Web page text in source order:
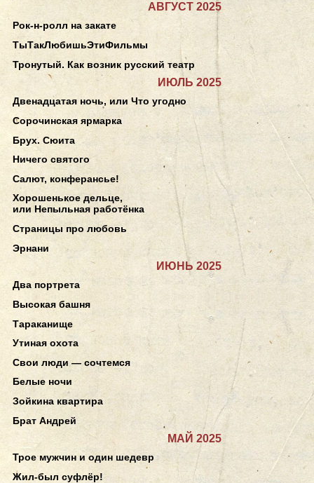
АВГУСТ 2025
Рок-н-ролл на закате
ТыТакЛюбишьЭтиФильмы
Тронутый. Как возник русский театр
ИЮЛЬ 2025
Двенадцатая ночь, или Что угодно
Сорочинская ярмарка
Брух. Сюита
Ничего святого
Салют, конферансье!
Хорошенькое дельце,
или Непыльная работёнка
Страницы про любовь
Эрнани
ИЮНЬ 2025
Два портрета
Высокая башня
Тараканище
Утиная охота
Свои люди — сочтемся
Белые ночи
Зойкина квартира
Брат Андрей
МАЙ 2025
Трое мужчин и один шедевр
Жил-был суфлёр!